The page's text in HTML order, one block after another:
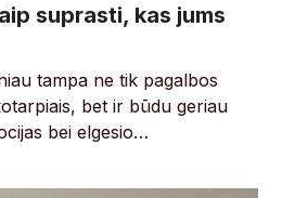
suprasti, kas jums
tampa ne tik pagalbos
bet ir būdu geriau
bei elgesio…